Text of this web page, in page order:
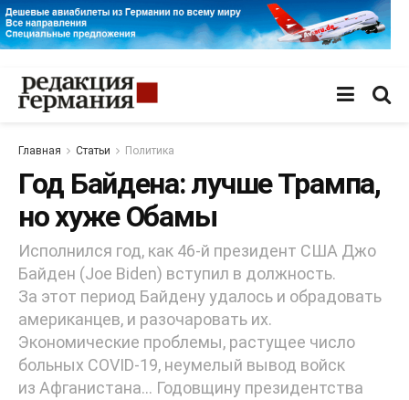
Главная Статьи Политика
Год Байдена: лучше Трампа,
но хуже Обамы
Исполнился год, как 46-й президент США Джо
Байден (Joe Biden) вступил в должность.
За этот период Байдену удалось и обрадовать
американцев, и разочаровать их.
Экономические проблемы, растущее число
больных COVID-19, неумелый вывод войск
из Афганистана… Годовщину президентства